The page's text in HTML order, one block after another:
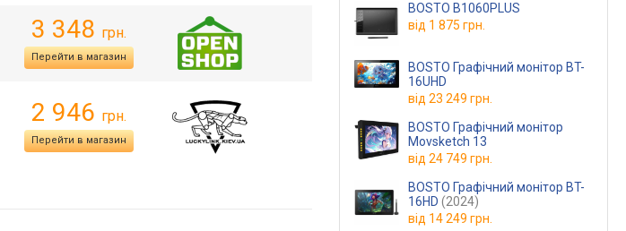
3 348 грн.
Перейти в магазин
2 946 грн.
Перейти в магазин
BOSTO B1060PLUS
від 1 875 грн.
BOSTO Графічний монітор BT-
16UHD
від 23 249 грн.
BOSTO Графічний монітор
Movsketch 13
від 24 749 грн.
BOSTO Графічний монітор BT-
16HD (2024)
від 14 249 грн.